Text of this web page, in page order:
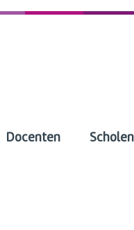
Docenten Scholen